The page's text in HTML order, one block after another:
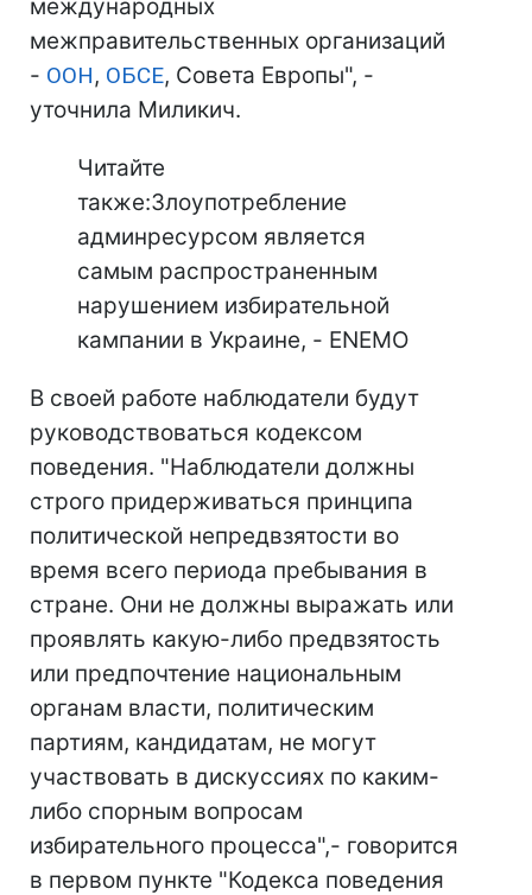
международных
межправительственных организаций
- ООН, ОБСЕ, Совета Европы", -
уточнила Миликич.
Читайте
также:Злоупотребление
админресурсом является
самым распространенным
нарушением избирательной
кампании в Украине, - ENEMO
В своей работе наблюдатели будут
руководствоваться кодексом
поведения. "Наблюдатели должны
строго придерживаться принципа
политической непредвзятости во
время всего периода пребывания в
стране. Они не должны выражать или
проявлять какую-либо предвзятость
или предпочтение национальным
органам власти, политическим
партиям, кандидатам, не могут
участвовать в дискуссиях по каким-
либо спорным вопросам
избирательного процесса",- говорится
в первом пункте "Кодекса поведения